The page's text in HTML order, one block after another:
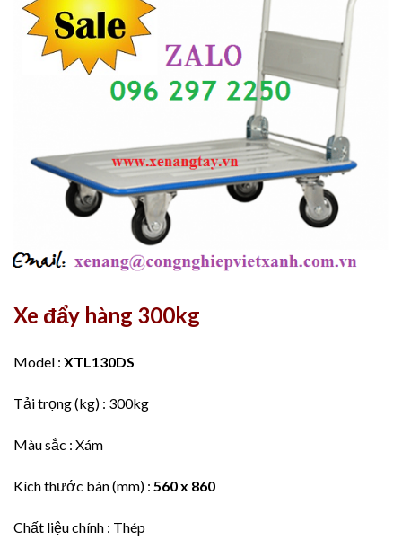
Xe đẩy hàng 300kg
Model : XTL130DS
Tải trọng (kg) : 300kg
Màu sắc : Xám
Kích thước bàn (mm) : 560 x 860
Chất liệu chính : Thép